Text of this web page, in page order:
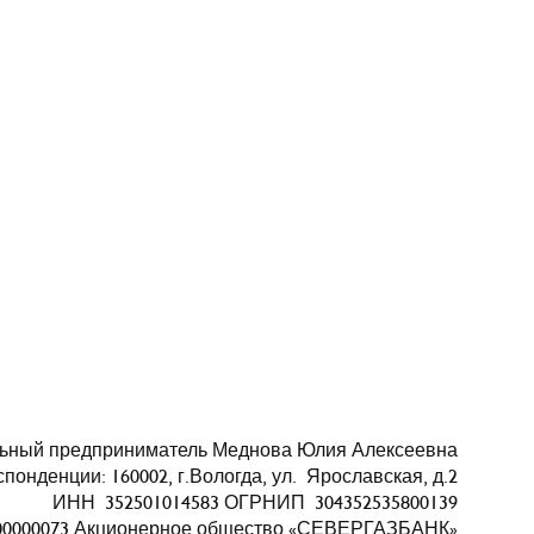
предприниматель Меднова Юлия Алексеевна
160002, г.Вологда, ул. Ярославская, д.2
ИНН 352501014583 ОГРНИП 304352535800139
Акционерное общество «СЕВЕРГАЗБАНК»